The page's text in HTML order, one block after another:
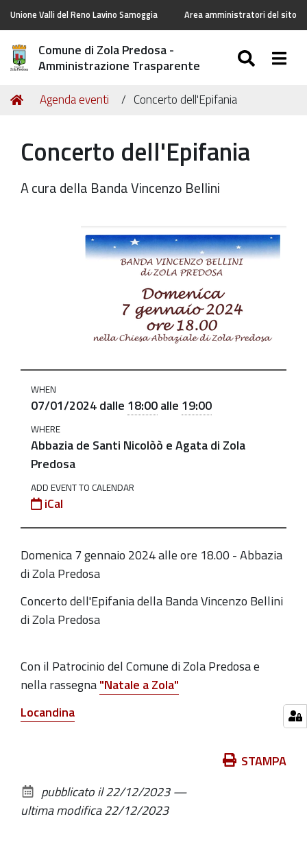
Unione Valli del Reno Lavino Samoggia Area amministratori del sito
Comune di Zola Predosa -
Amministrazione Trasparente
Tu
Home
Agenda eventi Concerto dell'Epifania
Concerto dell'Epifania
A cura della Banda Vincenzo Bellini
https://old.comune.zolapredosa.bo.it/events/concerto-
01-
07T19:00:00+01:00
cura
Banda
Vincenzo
Bellini
WHEN
07/01/2024dalle 18:00alle 19:00
WHERE
Abbazia de Santi Nicolòò e Agata di Zola
Predosa
ADD EVENT TO CALENDAR
iCal
Domenica 7 gennaio 2024 alle ore 18.00 -Abbazia
di Zola Predosa
Concerto dell'Epifania della Banda Vincenzo Bellini
di Zola Predosa
Con il Patrocinio del Comune di Zola Predosa e
nella rassegna"Natale a Zola"
Locandina
documento
STAMPA
pubblicato il22/12/2023—
ultima modifica22/12/2023